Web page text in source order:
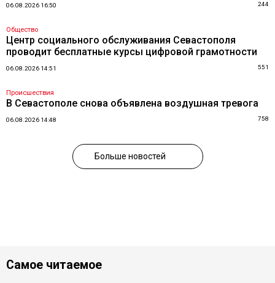
06.08.2026 16:50 244
Общество
Центр социального обслуживания Севастополя
проводит бесплатные курсы цифровой грамотности
06.08.2026 14:51 551
Происшествия
В Севастополе снова объявлена воздушная тревога
06.08.2026 14:48 758
Больше новостей
Самое читаемое